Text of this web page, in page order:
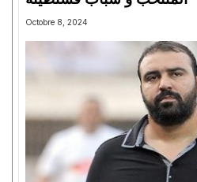
Octobre 8, 2024